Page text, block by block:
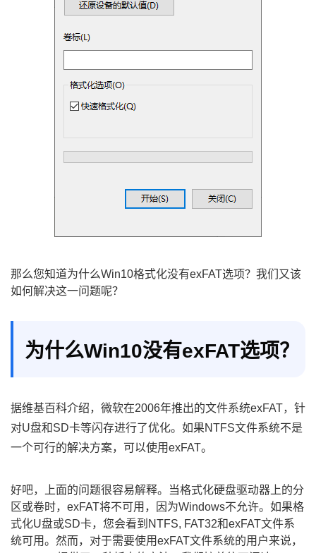
那么您知道为什么Win10格式化没有exFAT选项？我们又该
如何解决这一问题呢？
为什么Win10没有exFAT选项？
据维基百科介绍，微软在2006年推出的文件系统exFAT，针
对U盘和SD卡等闪存进行了优化。如果NTFS文件系统不是
一个可行的解决方案，可以使用exFAT。
好吧，上面的问题很容易解释。当格式化硬盘驱动器上的分
区或卷时，exFAT将不可用，因为Windows不允许。如果格
式化U盘或SD卡，您会看到NTFS, FAT32和exFAT文件系
统可用。然而，对于需要使用exFAT文件系统的用户来说，